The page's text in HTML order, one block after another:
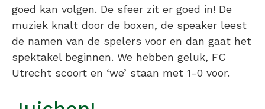
goed kan volgen. De sfeer zit er goed in! De
muziek knalt door de boxen, de speaker leest
de namen van de spelers voor en dan gaat het
spektakel beginnen. We hebben geluk, FC
Utrecht scoort en ‘we’ staan met 1-0 voor.